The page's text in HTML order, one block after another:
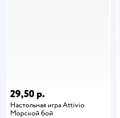
29,50 р.
Настольная игра Attivio
Морской бой